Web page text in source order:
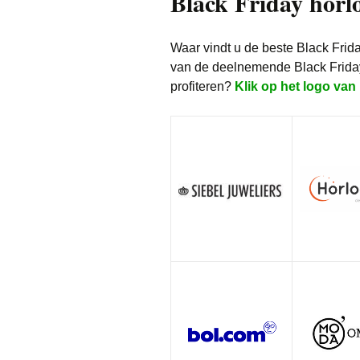
Waar vindt u de beste Black
van de deelnemende Black
profiteren? Klik op het logo van